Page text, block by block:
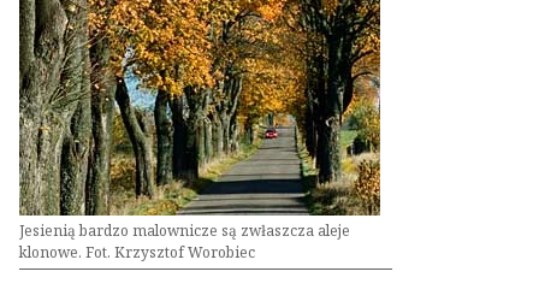
Jesienią bardzo malownicze są zwłaszcza aleje
klonowe. Fot. Krzysztof Worobiec